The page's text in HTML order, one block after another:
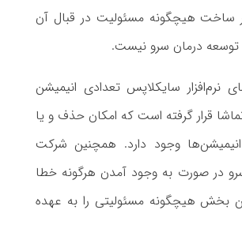
ساخت هیچگونه مسئولیت در قبال آن
درمان سرو نیست.
نرم‌افزار سایکلاپس تعدادی انیمیشن
قرار گرفته است که امکان حذف و یا
وجود دارد. همچنین شرکت
در صورت به وجود آمدن هرگونه خطا
بخش هیچگونه مسئولیتی را به عهده